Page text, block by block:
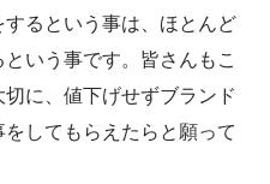
るという事は、ほとんど
いう事です。皆さんもこ
に、値下げせずブランド
してもらえたらと願って